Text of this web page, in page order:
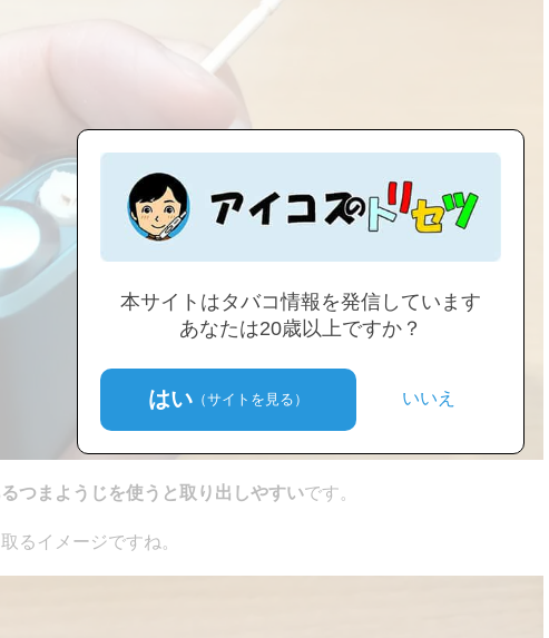
本サイトはタバコ情報を発信しています
あなたは20歳以上ですか？
はい （サイトを見る） いいえ
つまようじを使うと取り出しやすいです。
るイメージですね。